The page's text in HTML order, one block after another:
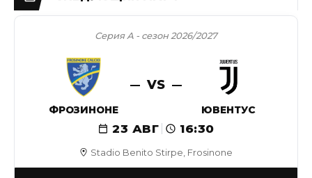
Stadio Benito Stirpe, Frosinone
Серия А - сезон 2026/2027
ФРОЗИНОНЕ
VS
ЮВЕНТУС
23 АВГ 16:30